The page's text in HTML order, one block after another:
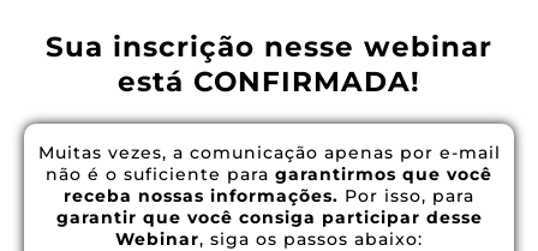
Sua inscrição nesse webinar
está CONFIRMADA!
Muitas vezes, a comunicação apenas por e-mail
não é o suficiente para garantirmos que você
receba nossas informações. Por isso, para
garantir que você consiga participar desse
Webinar, siga os passos abaixo: